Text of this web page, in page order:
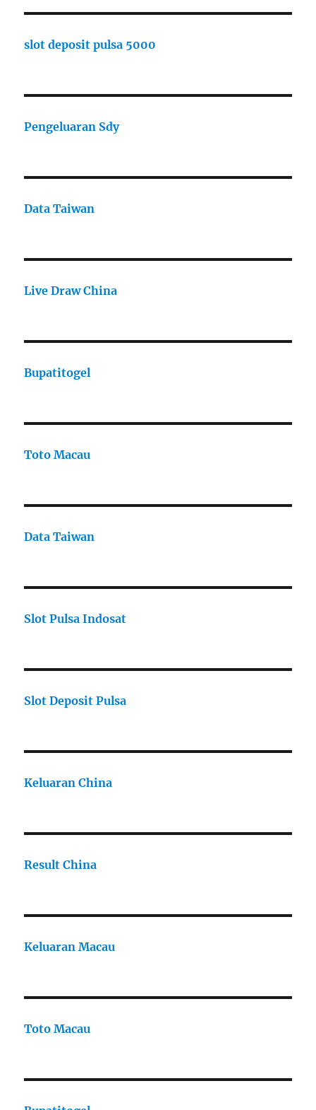
slot deposit pulsa 5000
Pengeluaran Sdy
Data Taiwan
Live Draw China
Bupatitogel
Toto Macau
Data Taiwan
Slot Pulsa Indosat
Slot Deposit Pulsa
Keluaran China
Result China
Keluaran Macau
Toto Macau